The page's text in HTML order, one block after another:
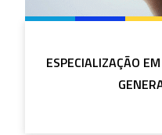
ESPECIALIZAÇÃO